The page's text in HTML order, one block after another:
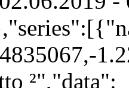
²","data":